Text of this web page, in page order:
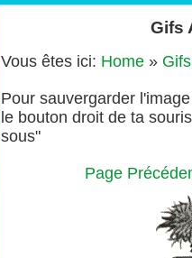
Gifs
Vous êtes ici: Home »
Pour sauvergarder
le bouton droit de ta
sous"
Page